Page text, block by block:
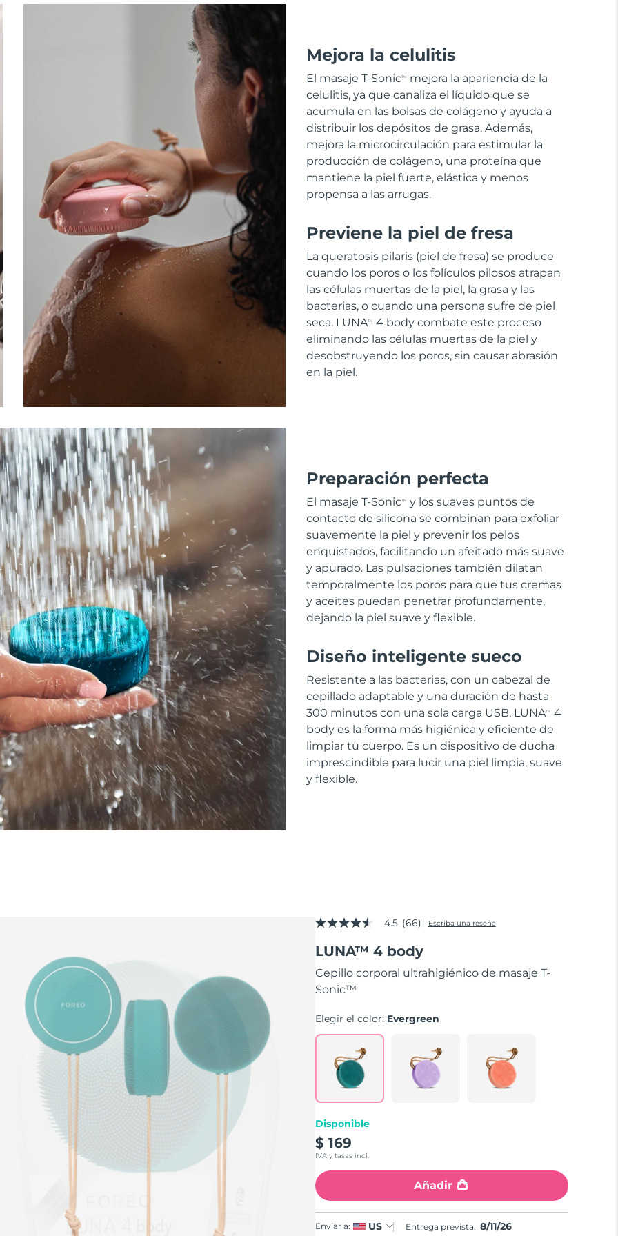
Mejora la celulitis
El masaje T-SonicTM
mejora la apariencia de la
celulitis, ya que canaliza el líquido que se
acumula en las bolsas de colágeno y ayuda a
distribuir los depósitos de grasa. Además,
mejora la microcirculación para estimular la
producción de colágeno, una proteína que
mantiene la piel fuerte, elástica y menos
propensa a las arrugas.
Previene la piel de fresa
La queratosis pilaris (piel de fresa) se produce
cuando los poros o los folículos pilosos atrapan
las células muertas de la piel, la grasa y las
bacterias, o cuando una persona sufre de piel
seca. LUNATM
4 body combate este proceso
eliminando las células muertas de la piel y
desobstruyendo los poros, sin causar abrasión
en la piel.
Preparación perfecta
El masaje T-SonicTM
y los suaves puntos de
contacto de silicona se combinan para exfoliar
suavemente la piel y prevenir los pelos
enquistados, facilitando un afeitado más suave
y apurado. Las pulsaciones también dilatan
temporalmente los poros para que tus cremas
y aceites puedan penetrar profundamente,
dejando la piel suave y flexible.
Diseño inteligente sueco
Resistente a las bacterias, con un cabezal de
cepillado adaptable y una duración de hasta
300 minutos con una sola carga USB. LUNATM
4
body es la forma más higiénica y eficiente de
limpiar tu cuerpo. Es un dispositivo de ducha
imprescindible para lucir una piel limpia, suave
y flexible.
4.5
5
estrellas,
valor
medio
de
Read
Reviews.
misma
página.
4.5 (66) Escriba una reseña
LUNA™ 4 body
Cepillo corporal ultrahigiénico de masaje T-
Sonic™
Elegir el color: Evergreen
Disponible
$ 169
IVA y tasas incl.
Añadir
Enviar a: US Entrega prevista: 8/11/26